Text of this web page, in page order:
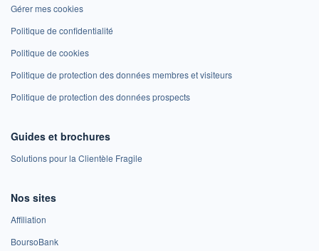
Gérer mes cookies
Politique de confidentialité
Politique de cookies
Politique de protection des données membres et visiteurs
Politique de protection des données prospects
Guides et brochures
Solutions pour la Clientèle Fragile
Nos sites
Affiliation
BoursoBank